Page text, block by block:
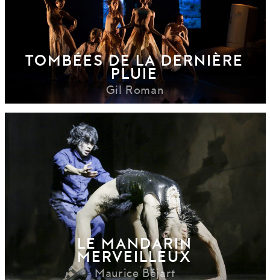
TOMBÉES DE LA DERNIÈRE
PLUIE
Gil Roman
LE MANDARIN
MERVEILLEUX
Maurice Béjart